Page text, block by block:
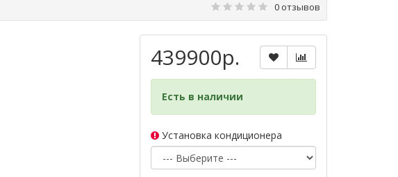
0 отзывов
439900р.
Есть в наличии
Установка кондиционера